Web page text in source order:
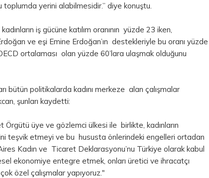
toplumda yerini alabilmesidir.” diye konuştu.
iş gücüne katılım oranının yüzde 23 iken,
ve eşi Emine Erdoğan’ın destekleriyle bu oranı yüzde
OECD ortalaması olan yüzde 60’lara ulaşmak olduğunu
bütün politikalarda kadını merkeze alan çalışmalar
şunları kaydetti:
Örgütü üye ve gözlemci ülkesi ile birlikte, kadınların
teşvik etmeyi ve bu hususta önlerindeki engelleri ortadan
Kadın ve Ticaret Deklarasyonu’nu Türkiye olarak kabul
ekonomiye entegre etmek, onları üretici ve ihracatçı
özel çalışmalar yapıyoruz."